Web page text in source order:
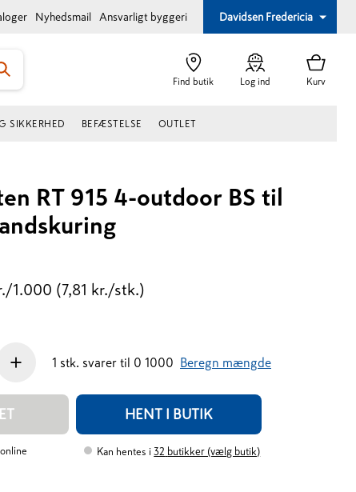
Nyhedsmail Ansvarligt byggeri Davidsen Fredericia
Find butik Log ind Kurv
SIKKERHED BEFÆSTELSE OUTLET
RT 915 4-outdoor BS til
1.000 (7,81 kr./stk.)
+ 1 stk. svarer til 0 1000 Beregn mængde
HENT I BUTIK
Kan hentes i 32 butikker (vælg butik)